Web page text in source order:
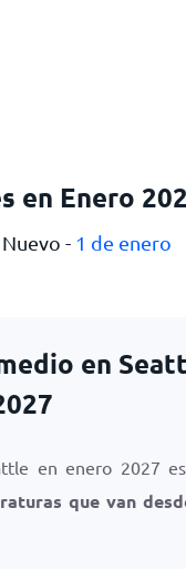
en Enero
- 1 de enero
en
en enero 2027
que van